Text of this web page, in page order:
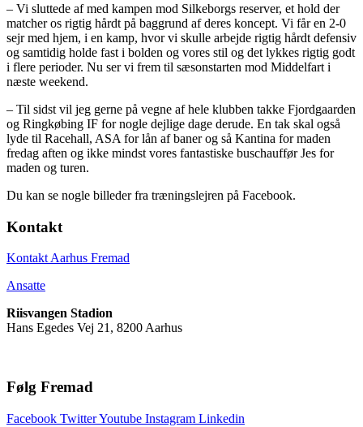
– Vi sluttede af med kampen mod Silkeborgs reserver, et hold der
matcher os rigtig hårdt på baggrund af deres koncept. Vi får en 2-0
sejr med hjem, i en kamp, hvor vi skulle arbejde rigtig hårdt defensiv
og samtidig holde fast i bolden og vores stil og det lykkes rigtig godt
i flere perioder. Nu ser vi frem til sæsonstarten mod Middelfart i
næste weekend.
– Til sidst vil jeg gerne på vegne af hele klubben takke Fjordgaarden
og Ringkøbing IF for nogle dejlige dage derude. En tak skal også
lyde til Racehall, ASA for lån af baner og så Kantina for maden
fredag aften og ikke mindst vores fantastiske buschauffør Jes for
maden og turen.
Du kan se nogle billeder fra træningslejren på Facebook.
Kontakt
Kontakt Aarhus Fremad
Ansatte
Riisvangen Stadion
Hans Egedes Vej 21, 8200 Aarhus
Følg Fremad
Facebook TwitterYoutube Instagram Linkedin